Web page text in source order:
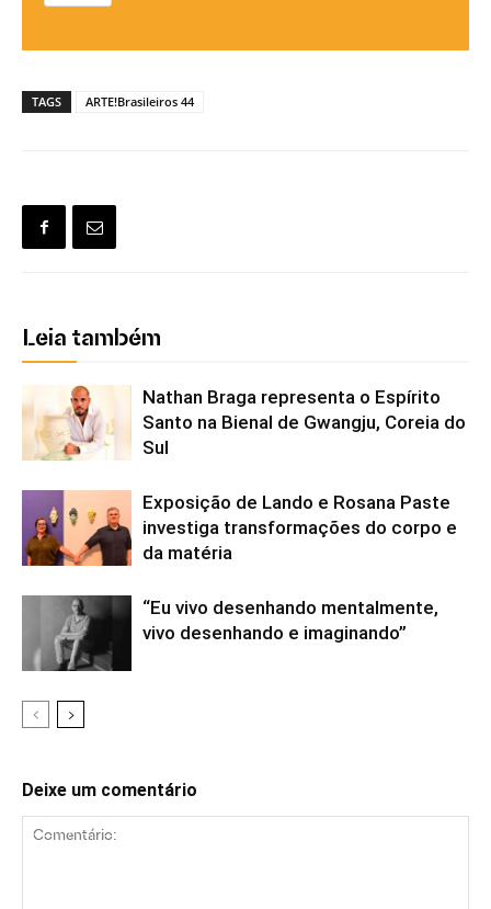
TAGS ARTE!Brasileiros 44
Leia também
Nathan Braga representa o Espírito
Santo na Bienal de Gwangju, Coreia do
Sul
Exposição de Lando e Rosana Paste
investiga transformações do corpo e
da matéria
“Eu vivo desenhando mentalmente,
vivo desenhando e imaginando”
Deixe um comentário